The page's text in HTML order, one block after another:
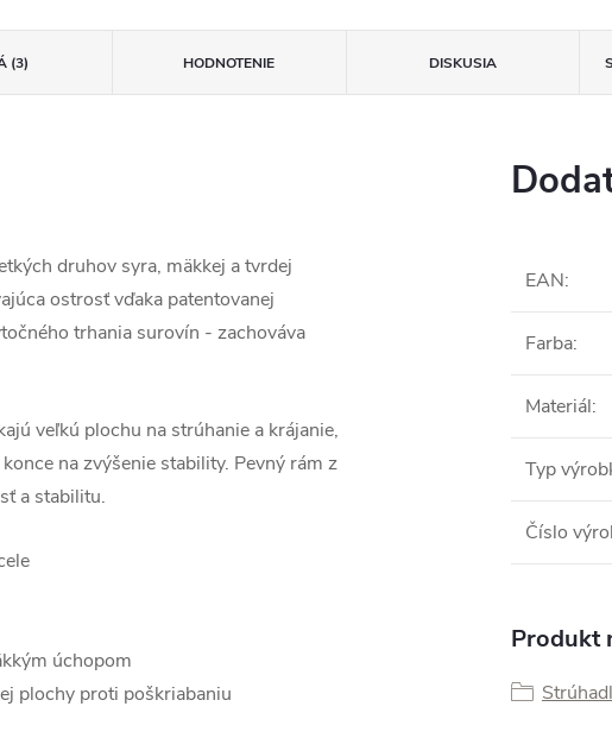
(3) HODNOTENIE DISKUSIA
druhov syra, mäkkej a tvrdej
ostrosť vďaka patentovanej
trhania surovín - zachováva
veľkú plochu na strúhanie a krájanie,
na zvýšenie stability. Pevný rám z
a stabilitu.
úchopom
plochy proti poškriabaniu
EAN:
Farba:
Materiál:
Typ
Číslo
Produkt